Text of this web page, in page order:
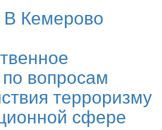
В Кемерово
вопросам
терроризму
сфере